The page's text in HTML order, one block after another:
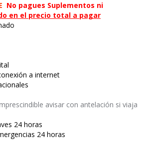
No pagues Suplementos ni
en el precio total a pagar
a internet
avisar con antelación si viaja
24 horas
24 horas